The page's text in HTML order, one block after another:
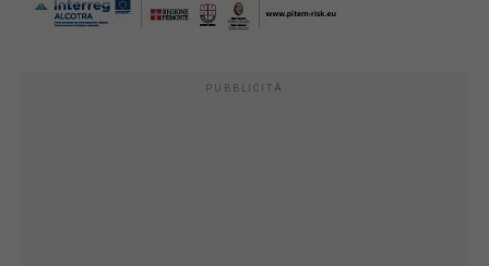
PUBBLICITÀ